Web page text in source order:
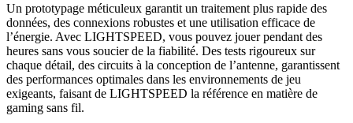
Un prototypage méticuleux garantit un traitement plus rapide des
données, des connexions robustes et une utilisation efficace de
l’énergie. Avec LIGHTSPEED, vous pouvez jouer pendant des
heures sans vous soucier de la fiabilité. Des tests rigoureux sur
chaque détail, des circuits à la conception de l’antenne, garantissent
des performances optimales dans les environnements de jeu
exigeants, faisant de LIGHTSPEED la référence en matière de
gaming sans fil.